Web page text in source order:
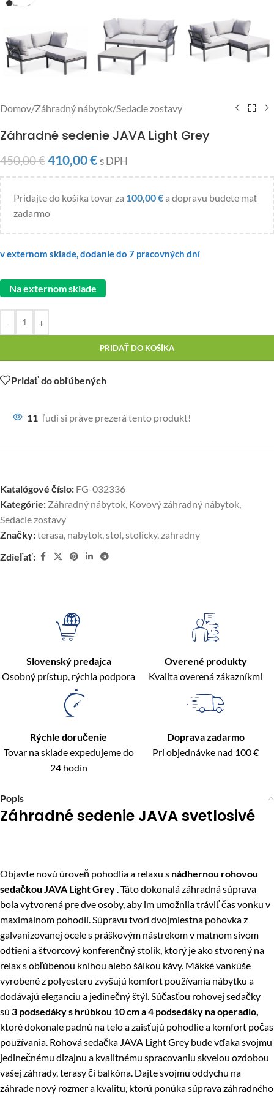
Domov/Záhradný nábytok/Sedacie zostavy
Záhradné sedenie JAVA Light Grey
450,00€410,00€ s DPH
Pridajte do košíka tovar za 100,00€a dopravu budete mať
zadarmo
v externom sklade, dodanie do 7 pracovných dní
Na externom sklade
- +
PRIDAŤ DO KOŠÍKA
Pridať do obľúbených
11 ľudí si práve prezerá tento produkt!
Katalógové číslo: FG-032336
Kategórie: Záhradný nábytok, Kovový záhradný nábytok,
Sedacie zostavy
Značky:terasa, nabytok,stol,stolicky,zahradny
Zdieľať:
Slovenský predajca
Osobný prístup, rýchla podpora
Overené produkty
Kvalita overená zákazníkmi
Rýchle doručenie
Tovar na sklade expedujeme do
24 hodín
Doprava zadarmo
Pri objednávke nad 100 €
Popis
Záhradné sedenie JAVA svetlosivé
Objavte novú úroveň pohodlia a relaxu s nádhernou rohovou
sedačkou JAVA Light Grey. Táto dokonalá záhradná súprava
bola vytvorená pre dve osoby, aby im umožnila tráviť čas vonku v
maximálnom pohodlí. Súpravu tvorí dvojmiestna pohovka z
galvanizovanej ocele s práškovým nástrekom v matnom sivom
odtieni a štvorcový konferenčný stolík, ktorý je ako stvorený na
relax s obľúbenou knihou alebo šálkou kávy. Mäkké vankúše
vyrobené z polyesteru zvyšujú komfort používania nábytku a
dodávajú eleganciu a jedinečný štýl. Súčasťou rohovej sedačky
sú 3 podsedáky s hrúbkou 10 cm a 4 podsedáky na operadlo,
ktoré dokonale padnú na telo a zaisťujú pohodlie a komfort počas
používania. Rohová sedačka JAVA Light Grey bude vďaka svojmu
jedinečnému dizajnu a kvalitnému spracovaniu skvelou ozdobou
vašej záhrady, terasy či balkóna. Dajte svojmu oddychu na
záhrade nový rozmer a kvalitu, ktorú ponúka súprava záhradného